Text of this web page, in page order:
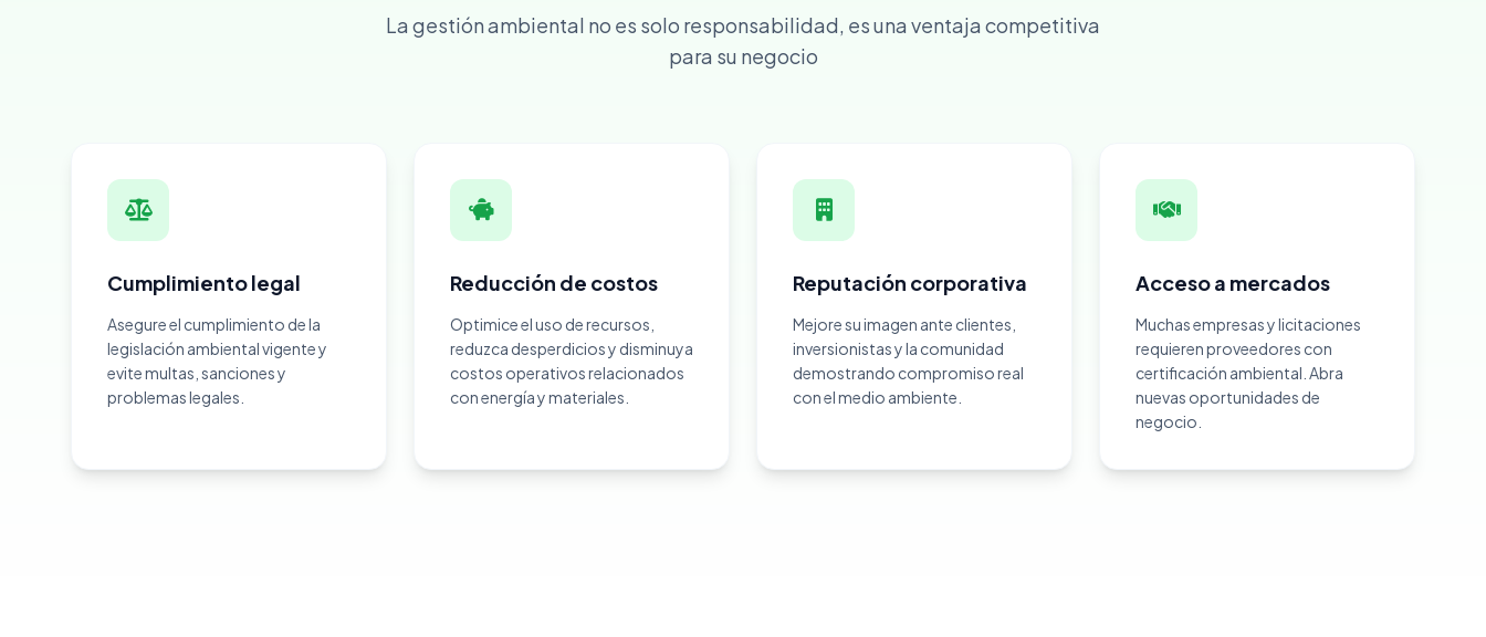
La gestión ambiental no es solo responsabilidad, es una ventaja competitiva
para su negocio
Cumplimiento legal
Asegure el cumplimiento de la
legislación ambiental vigente y
evite multas, sanciones y
problemas legales.
Reducción de costos
Optimice el uso de recursos,
reduzca desperdicios y disminuya
costos operativos relacionados
con energía y materiales.
Reputación corporativa
Mejore su imagen ante clientes,
inversionistas y la comunidad
demostrando compromiso real
con el medio ambiente.
Acceso a mercados
Muchas empresas y licitaciones
requieren proveedores con
certificación ambiental. Abra
nuevas oportunidades de
negocio.